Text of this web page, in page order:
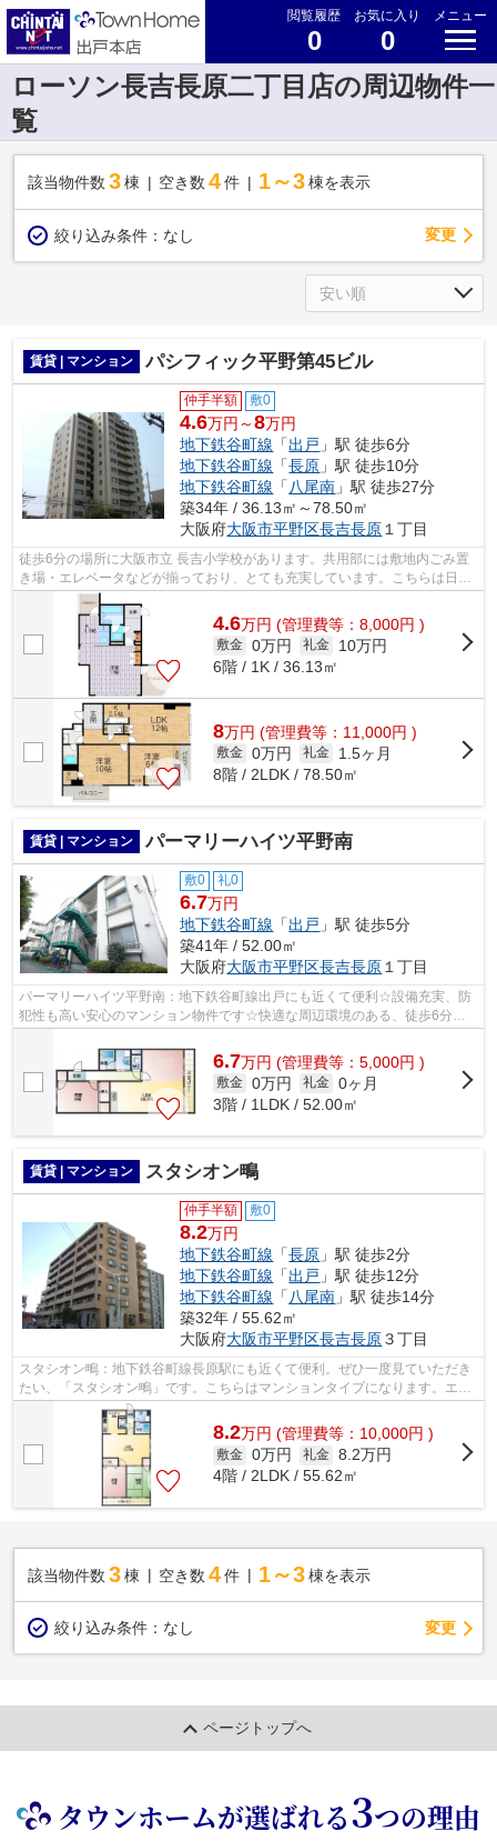
閲覧履歴
0
お気に入り
0
メニュー
ローソン長吉長原二丁目店の周辺物件一
覧
該当物件数 3棟 空き数 4 件 1～3 棟を表示
絞り込み条件： なし 変更
賃貸 | マンション パシフィック平野第45ビル
仲手半額 敷0
4.6万円～8万円
地下鉄谷町線 「出戸 」駅 徒歩6分
地下鉄谷町線 「長原 」駅 徒歩10分
地下鉄谷町線 「 八尾南 」駅 徒歩27分
築34年 / 36.13㎡～78.50㎡
大阪府大阪市平野区長吉長原 １丁目
徒歩6分の場所に大阪市立 長吉小学校があります。共用部には敷地内ごみ置
き場・エレベータなどが揃っており、とても充実しています。こちらは日当
たりが良好な物件です。こちらの物件...
4.6万円 (管理費等：8,000円 )
敷金 0万円 礼金
10万円
6階 / 1K / 36.13㎡
8万円 (管理費等：11,000円 )
敷金 0万円 礼金
1.5ヶ月
8階 / 2LDK / 78.50㎡
賃貸 | マンション パーマリーハイツ平野南
敷0 礼0
6.7万円
地下鉄谷町線 「出戸 」駅 徒歩5分
築41年 / 52.00㎡
大阪府大阪市平野区長吉長原 １丁目
パーマリーハイツ平野南：地下鉄谷町線出戸にも近くて便利☆設備充実、防
犯性も高い安心のマンション物件です☆快適な周辺環境のある、徒歩6分に
6.7万円 (管理費等：5,000円 )
敷金 0万円 礼金 0ヶ月
3階 / 1LDK / 52.00㎡
賃貸 | マンション スタシオン鴫
仲手半額 敷0
8.2万円
地下鉄谷町線 「長原 」駅 徒歩2分
地下鉄谷町線 「出戸 」駅 徒歩12分
地下鉄谷町線 「 八尾南 」駅 徒歩14分
築32年 / 55.62㎡
大阪府大阪市平野区長吉長原３丁目
スタシオン鴫：地下鉄谷町線長原駅にも近くて便利。ぜひ一度見ていただき
たい、「スタシオン鴫」です。こちらはマンションタイプになります。エレ
ベーターがある物件です。できるだけ...
8.2万円 (管理費等：10,000円 )
敷金 0万円 礼金 8.2万円
4階 / 2LDK / 55.62㎡
該当物件数 3棟 空き数 4 件 1～3 棟を表示
絞り込み条件： なし 変更
ページトップへ
タウンホームが選ばれる3つの理由